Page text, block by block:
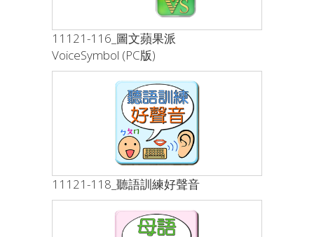
11121-116_圖文蘋果派
VoiceSymbol (PC版)
11121-118_聽語訓練好聲音